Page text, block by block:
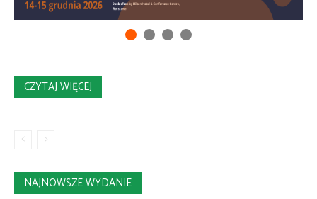
CZYTAJ WIĘCEJ
NAJNOWSZE WYDANIE